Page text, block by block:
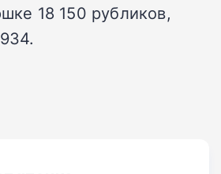
18 150 рубликов,